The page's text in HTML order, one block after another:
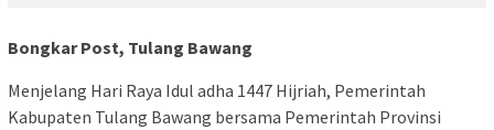
Bongkar Post, Tulang Bawang
Menjelang Hari Raya Idul adha 1447 Hijriah, Pemerintah
Kabupaten Tulang Bawang bersama Pemerintah Provinsi